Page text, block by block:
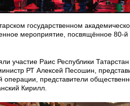
государственном
мероприятие, посвящённое
участие Раис Республики
РТ Алексей Песошин,
операции, представители
Кирилл.